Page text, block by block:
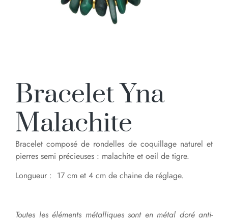
Bracelet Yna
Malachite
Bracelet composé de rondelles de coquillage naturel et
pierres semi précieuses : malachite et oeil de tigre.
Longueur : 17 cm et 4 cm de chaine de réglage.
Toutes les éléments métalliques sont en métal doré anti-